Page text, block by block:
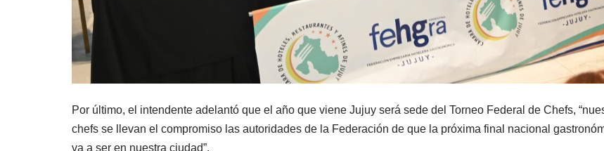
Por último, el intendente adelantó que el año que viene Jujuy será sede del Torneo Federal de Chefs,
chefs se llevan el compromiso las autoridades de la Federación de que la próxima final nacional
va a ser en nuestra ciudad”.